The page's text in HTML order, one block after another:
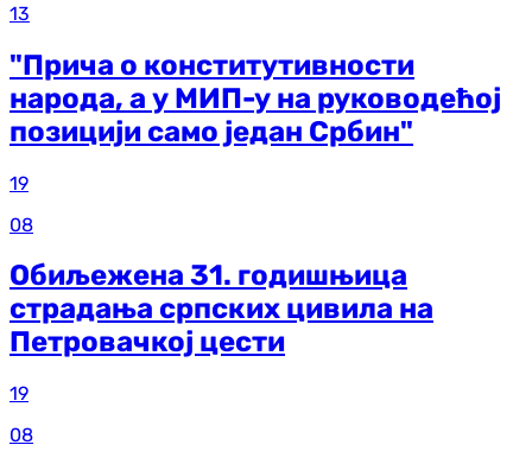
13
"Прича о конститутивности
народа, а у МИП-у на руководећој
позицији само један Србин"
19
08
Обиљежена 31. годишњица
страдања српских цивила на
Петровачкој цести
19
08